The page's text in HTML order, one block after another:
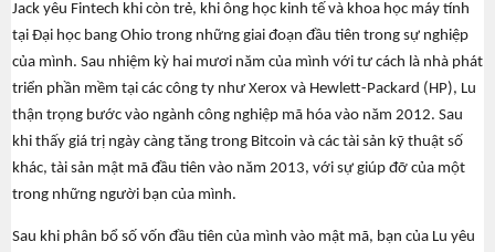
Jack yêu Fintech khi còn trẻ, khi ông học kinh tế và khoa học máy tính
tại Đại học bang Ohio trong những giai đoạn đầu tiên trong sự nghiệp
của mình. Sau nhiệm kỳ hai mươi năm của mình với tư cách là nhà phát
triển phần mềm tại các công ty như Xerox và Hewlett-Packard (HP), Lu
thận trọng bước vào ngành công nghiệp mã hóa vào năm 2012. Sau
khi thấy giá trị ngày càng tăng trong Bitcoin và các tài sản kỹ thuật số
khác, tài sản mật mã đầu tiên vào năm 2013, với sự giúp đỡ của một
trong những người bạn của mình.
Sau khi phân bổ số vốn đầu tiên của mình vào mật mã, bạn của Lu yêu